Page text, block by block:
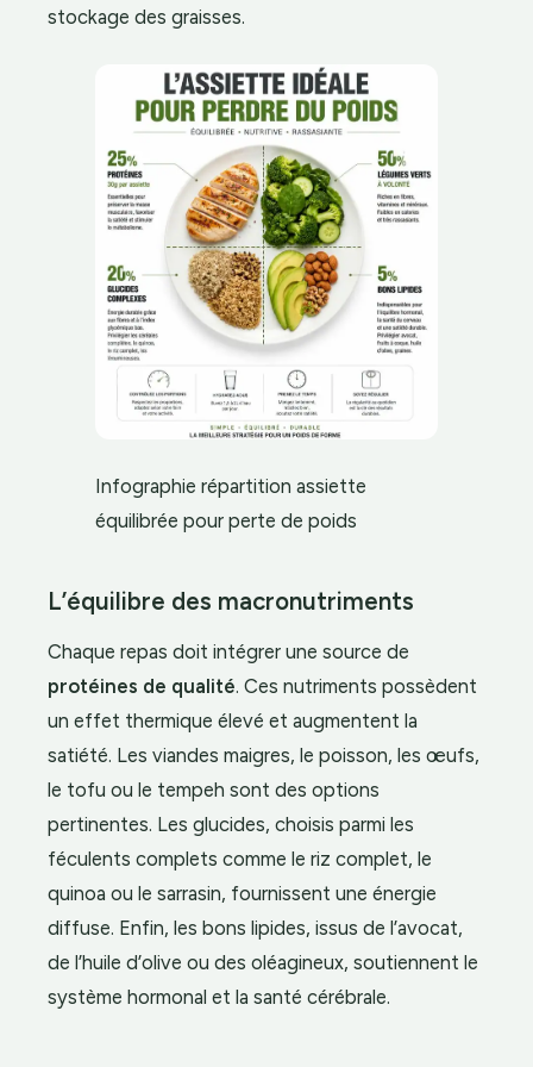
stockage des graisses.
Infographie répartition assiette
équilibrée pour perte de poids
L’équilibre des macronutriments
Chaque repas doit intégrer une source de
protéines de qualité. Ces nutriments possèdent
un effet thermique élevé et augmentent la
satiété. Les viandes maigres, le poisson, les œufs,
le tofu ou le tempeh sont des options
pertinentes. Les glucides, choisis parmi les
féculents complets comme le riz complet, le
quinoa ou le sarrasin, fournissent une énergie
diffuse. Enfin, les bons lipides, issus de l’avocat,
de l’huile d’olive ou des oléagineux, soutiennent le
système hormonal et la santé cérébrale.